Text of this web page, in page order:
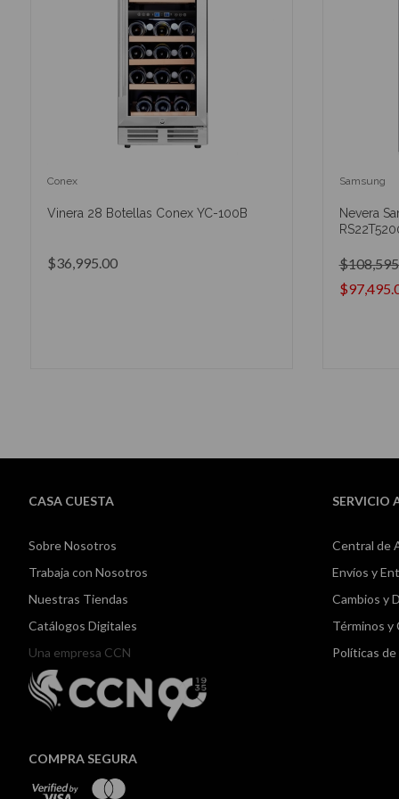
Conex
Vinera 28 Botellas Conex YC-100B
$36,995.00
Samsung
Nevera
CASA CUESTA
Sobre Nosotros
Trabaja con Nosotros
Nuestras Tiendas
Catálogos Digitales
Una empresa CCN
COMPRA SEGURA
SERVICIO
Central de
Envíos y
Cambios y
Términos y
Políticas